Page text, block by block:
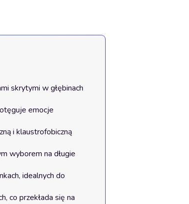
skrytymi w głębinach